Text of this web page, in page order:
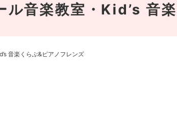
音楽教室・Kid’s 音
音楽くらぶ&ピアノフレンズ